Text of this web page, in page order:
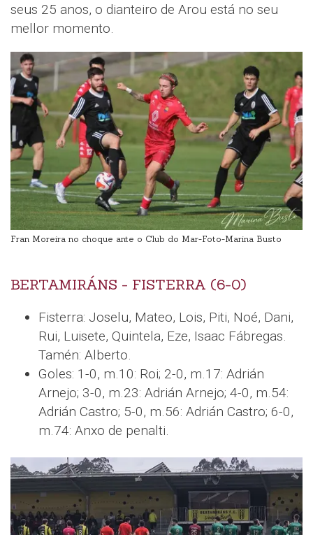
seus 25 anos, o dianteiro de Arou está no seu
mellor momento.
Fran Moreira no choque ante o Club do Mar-Foto-Marina Busto
BERTAMIRÁNS - FISTERRA (6-0)
Fisterra: Joselu, Mateo, Lois, Piti, Noé, Dani,
Rui, Luisete, Quintela, Eze, Isaac Fábregas.
Tamén: Alberto.
Goles: 1-0, m.10: Roi; 2-0, m.17: Adrián
Arnejo; 3-0, m.23: Adrián Arnejo; 4-0, m.54:
Adrián Castro; 5-0, m.56: Adrián Castro; 6-0,
m.74: Anxo de penalti.